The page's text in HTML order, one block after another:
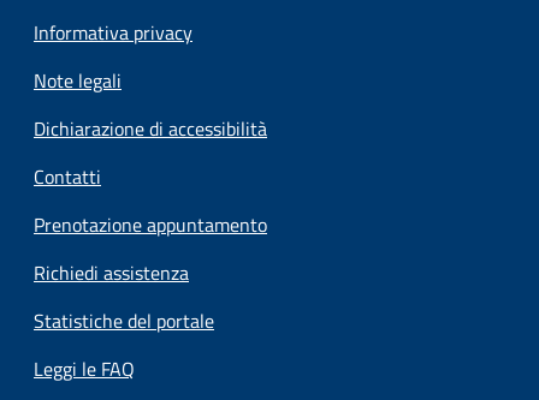
Informativa privacy
Note legali
Dichiarazione di accessibilità
Contatti
Prenotazione appuntamento
Richiedi assistenza
Statistiche del portale
Leggi le FAQ